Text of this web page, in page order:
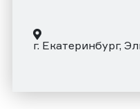
г. Екатеринбург,